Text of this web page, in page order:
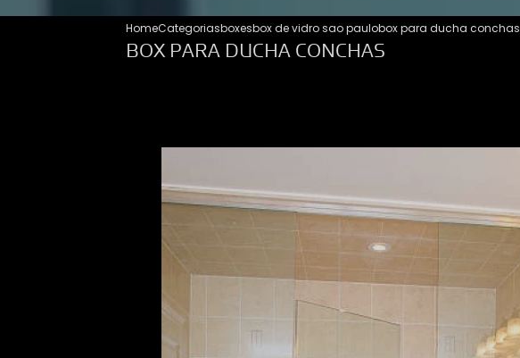
HomeCategoriasboxesbox de vidro sao paulobox para ducha conchas
BOX PARA DUCHA CONCHAS